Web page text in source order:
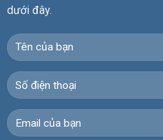
dưới đây.